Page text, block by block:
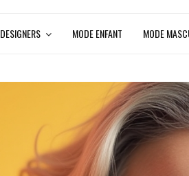
DESIGNERS MODE ENFANT MODE